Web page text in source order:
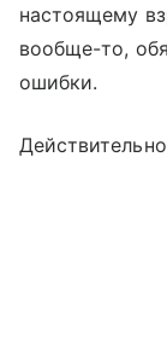
настоящему
вообще-то,
ошибки.